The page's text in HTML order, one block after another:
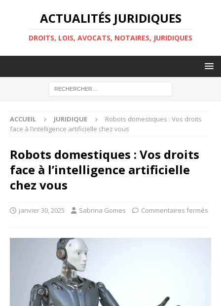
ACTUALITÉS JURIDIQUES
DROITS, LOIS, AVOCATS, NOTAIRES, JURIDIQUES
ACCUEIL JURIDIQUE
Robots domestiques : Vos droits
face à l’intelligence artificielle chez vous
Robots domestiques : Vos droits
face à l’intelligence artificielle
chez vous
janvier 30, 2025 Sabrina Gomes Commentaires fermés